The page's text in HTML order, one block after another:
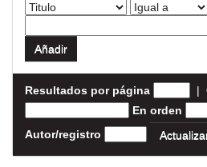
Resultados por página |
En orden
Autor/registro